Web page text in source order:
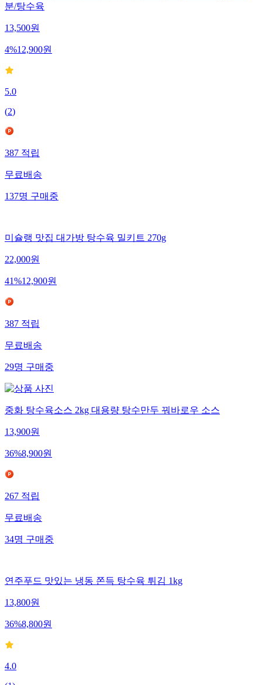
분/탕수육
13,500원
4%12,900원
5.0
(2)
387 적립
무료배송
137명 구매중
미슐랭 맛집 대가방 탕수육 밀키트 270g
22,000원
41%12,900원
387 적립
무료배송
29명 구매중
중화 탕수육소스 2kg 대용량 탕수만두 꿔바로우 소스
13,900원
36%8,900원
267 적립
무료배송
34명 구매중
연주푸드 맛있는 냉동 쫀득 탕수육 튀김 1kg
13,800원
36%8,800원
4.0